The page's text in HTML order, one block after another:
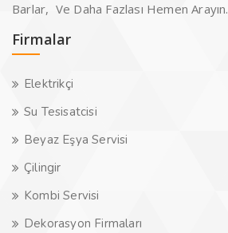
Barlar, Ve Daha Fazlası Hemen Arayın.
Firmalar
Elektrikçi
Su Tesisatcisi
Beyaz Eşya Servisi
Çilingir
Kombi Servisi
Dekorasyon Firmaları